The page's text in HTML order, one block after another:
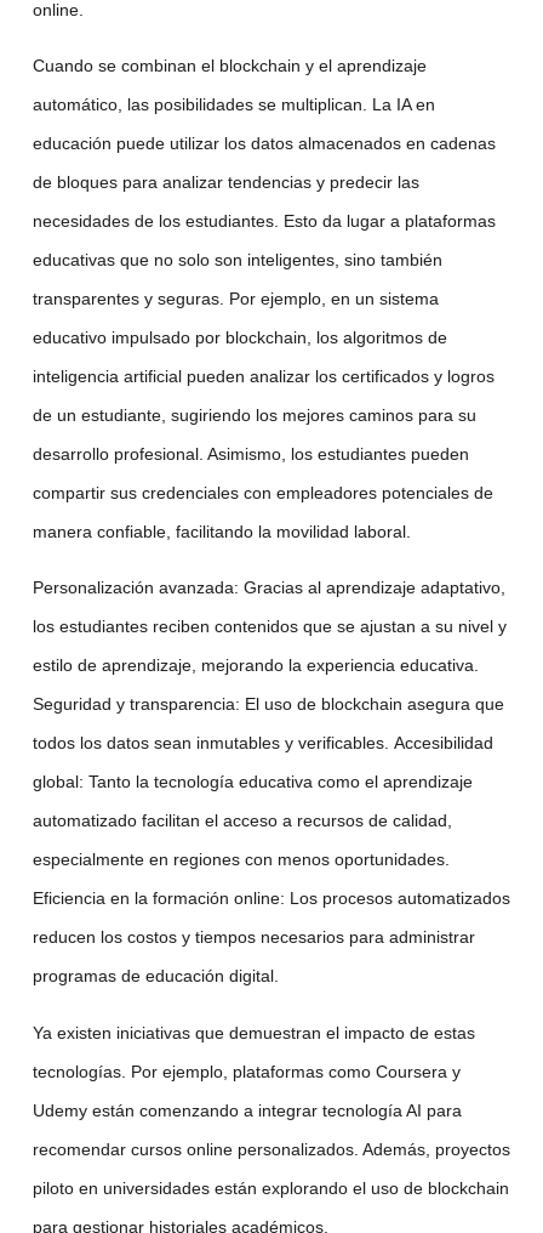
online.
Cuando se combinan el blockchain y el aprendizaje
automático, las posibilidades se multiplican. La IA en
educación puede utilizar los datos almacenados en cadenas
de bloques para analizar tendencias y predecir las
necesidades de los estudiantes. Esto da lugar a plataformas
educativasque no solo son inteligentes, sino también
transparentes y seguras. Por ejemplo, en un sistema
educativo impulsado por blockchain, los algoritmos de
inteligencia artificialpueden analizar los certificados y logros
de un estudiante, sugiriendo los mejores caminos para su
desarrollo profesional. Asimismo, los estudiantes pueden
compartir sus credenciales con empleadores potenciales de
manera confiable, facilitando la movilidad laboral.
Personalización avanzada: Gracias al aprendizaje adaptativo,
los estudiantes reciben contenidos que se ajustan a su nivel y
estilo de aprendizaje, mejorando la experiencia educativa.
Seguridad y transparencia: El uso de blockchain asegura que
todos los datos sean inmutables y verificables. Accesibilidad
global: Tanto la tecnología educativacomo el aprendizaje
automatizadofacilitan el acceso a recursos de calidad,
especialmente en regiones con menos oportunidades.
Eficiencia en la formación online: Los procesos automatizados
reducen los costos y tiempos necesarios para administrar
programas de educación digital.
Ya existen iniciativas que demuestran el impacto de estas
tecnologías. Por ejemplo, plataformas como Coursera y
Udemy están comenzando a integrar tecnología AI para
recomendar cursos onlinepersonalizados. Además, proyectos
piloto en universidades están explorando el uso de blockchain
para gestionar historiales académicos.